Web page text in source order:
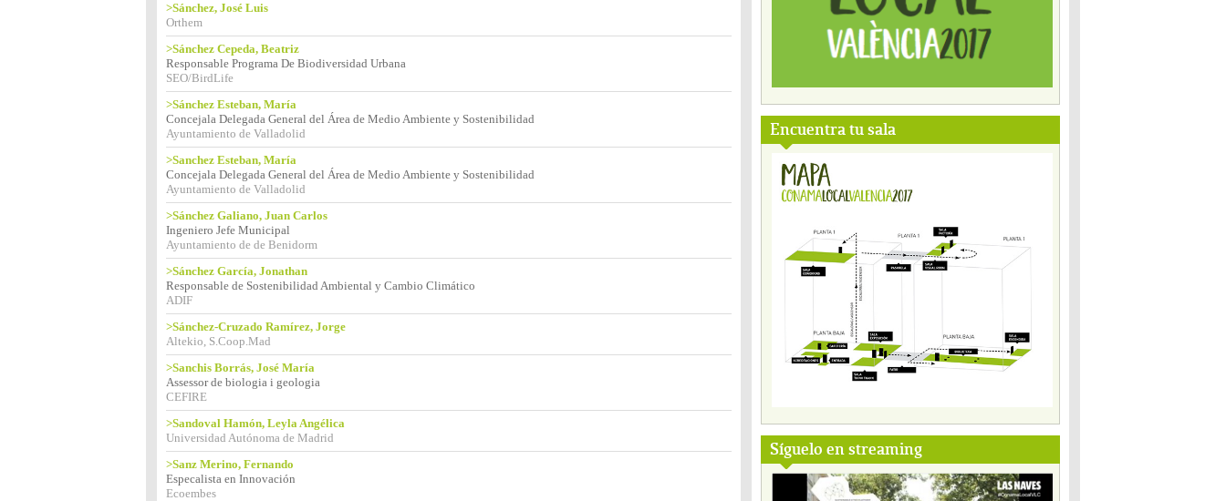
Encuentra tu sala
Síguelo en streaming
>Sánchez, José Luis
Orthem
>Sánchez Cepeda, Beatriz
Responsable Programa De Biodiversidad Urbana
SEO/BirdLife
>Sánchez Esteban, María
Concejala Delegada General del Área de Medio Ambiente y Sostenibilidad
Ayuntamiento de Valladolid
>Sanchez Esteban, María
Concejala Delegada General del Área de Medio Ambiente y Sostenibilidad
Ayuntamiento de Valladolid
>Sánchez Galiano, Juan Carlos
Ingeniero Jefe Municipal
Ayuntamiento de de Benidorm
>Sánchez García, Jonathan
Responsable de Sostenibilidad Ambiental y Cambio Climático
ADIF
>Sánchez-Cruzado Ramírez, Jorge
Altekio, S.Coop.Mad
>Sanchis Borrás, José María
Assessor de biologia i geologia
CEFIRE
>Sandoval Hamón, Leyla Angélica
Universidad Autónoma de Madrid
>Sanz Merino, Fernando
Especalista en Innovación
Ecoembes